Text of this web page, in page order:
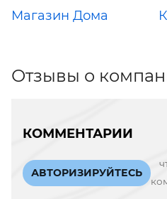
Магазин Дома
Отзывы о
КОММЕНТАРИИ
АВТОРИЗИРУЙТЕСЬ